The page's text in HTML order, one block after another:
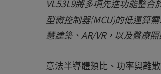
VL53L9將多項先進功能整
型微控制器(MCU)的低運算
慧建築、AR/VR，以及醫療
意法半導體類比、功率與離